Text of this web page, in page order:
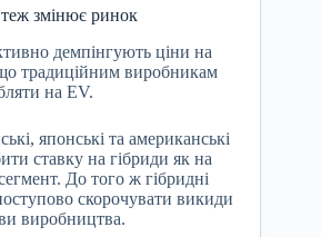
змінює ринок
демпінгують ціни на
традиційним виробникам
на EV.
японські та американські
ставку на гібриди як на
До того ж гібридні
скорочувати викиди
виробництва.